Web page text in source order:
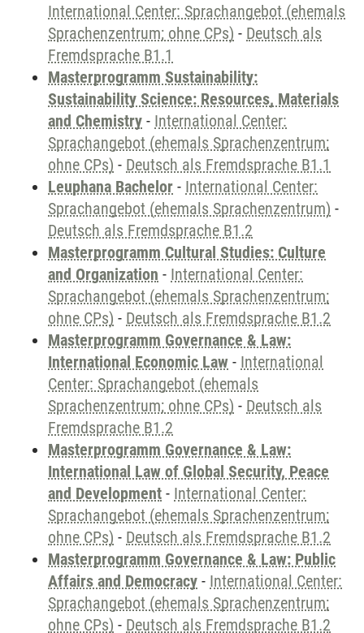
International Center: Sprachangebot (ehemals
Sprachenzentrum; ohne CPs) - Deutsch als
Fremdsprache B1.1
Masterprogramm Sustainability:
Sustainability Science: Resources, Materials
and Chemistry - International Center:
Sprachangebot (ehemals Sprachenzentrum;
ohne CPs) - Deutsch als Fremdsprache B1.1
Leuphana Bachelor - International Center:
Sprachangebot (ehemals Sprachenzentrum) -
Deutsch als Fremdsprache B1.2
Masterprogramm Cultural Studies: Culture
and Organization - International Center:
Sprachangebot (ehemals Sprachenzentrum;
ohne CPs) - Deutsch als Fremdsprache B1.2
Masterprogramm Governance & Law:
International Economic Law - International
Center: Sprachangebot (ehemals
Sprachenzentrum; ohne CPs) - Deutsch als
Fremdsprache B1.2
Masterprogramm Governance & Law:
International Law of Global Security, Peace
and Development - International Center:
Sprachangebot (ehemals Sprachenzentrum;
ohne CPs) - Deutsch als Fremdsprache B1.2
Masterprogramm Governance & Law: Public
Affairs and Democracy - International Center:
Sprachangebot (ehemals Sprachenzentrum;
ohne CPs) - Deutsch als Fremdsprache B1.2